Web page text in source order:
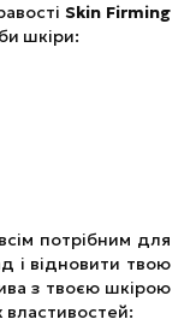
Skin Firming
шкіри:
потрібним для
і відновити твою
з твоєю шкірою